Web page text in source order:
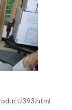
393.html